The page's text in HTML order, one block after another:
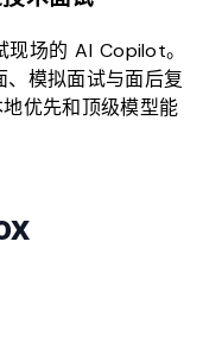
现场的 AI Copilot。
模拟面试与面后复
优先和顶级模型能